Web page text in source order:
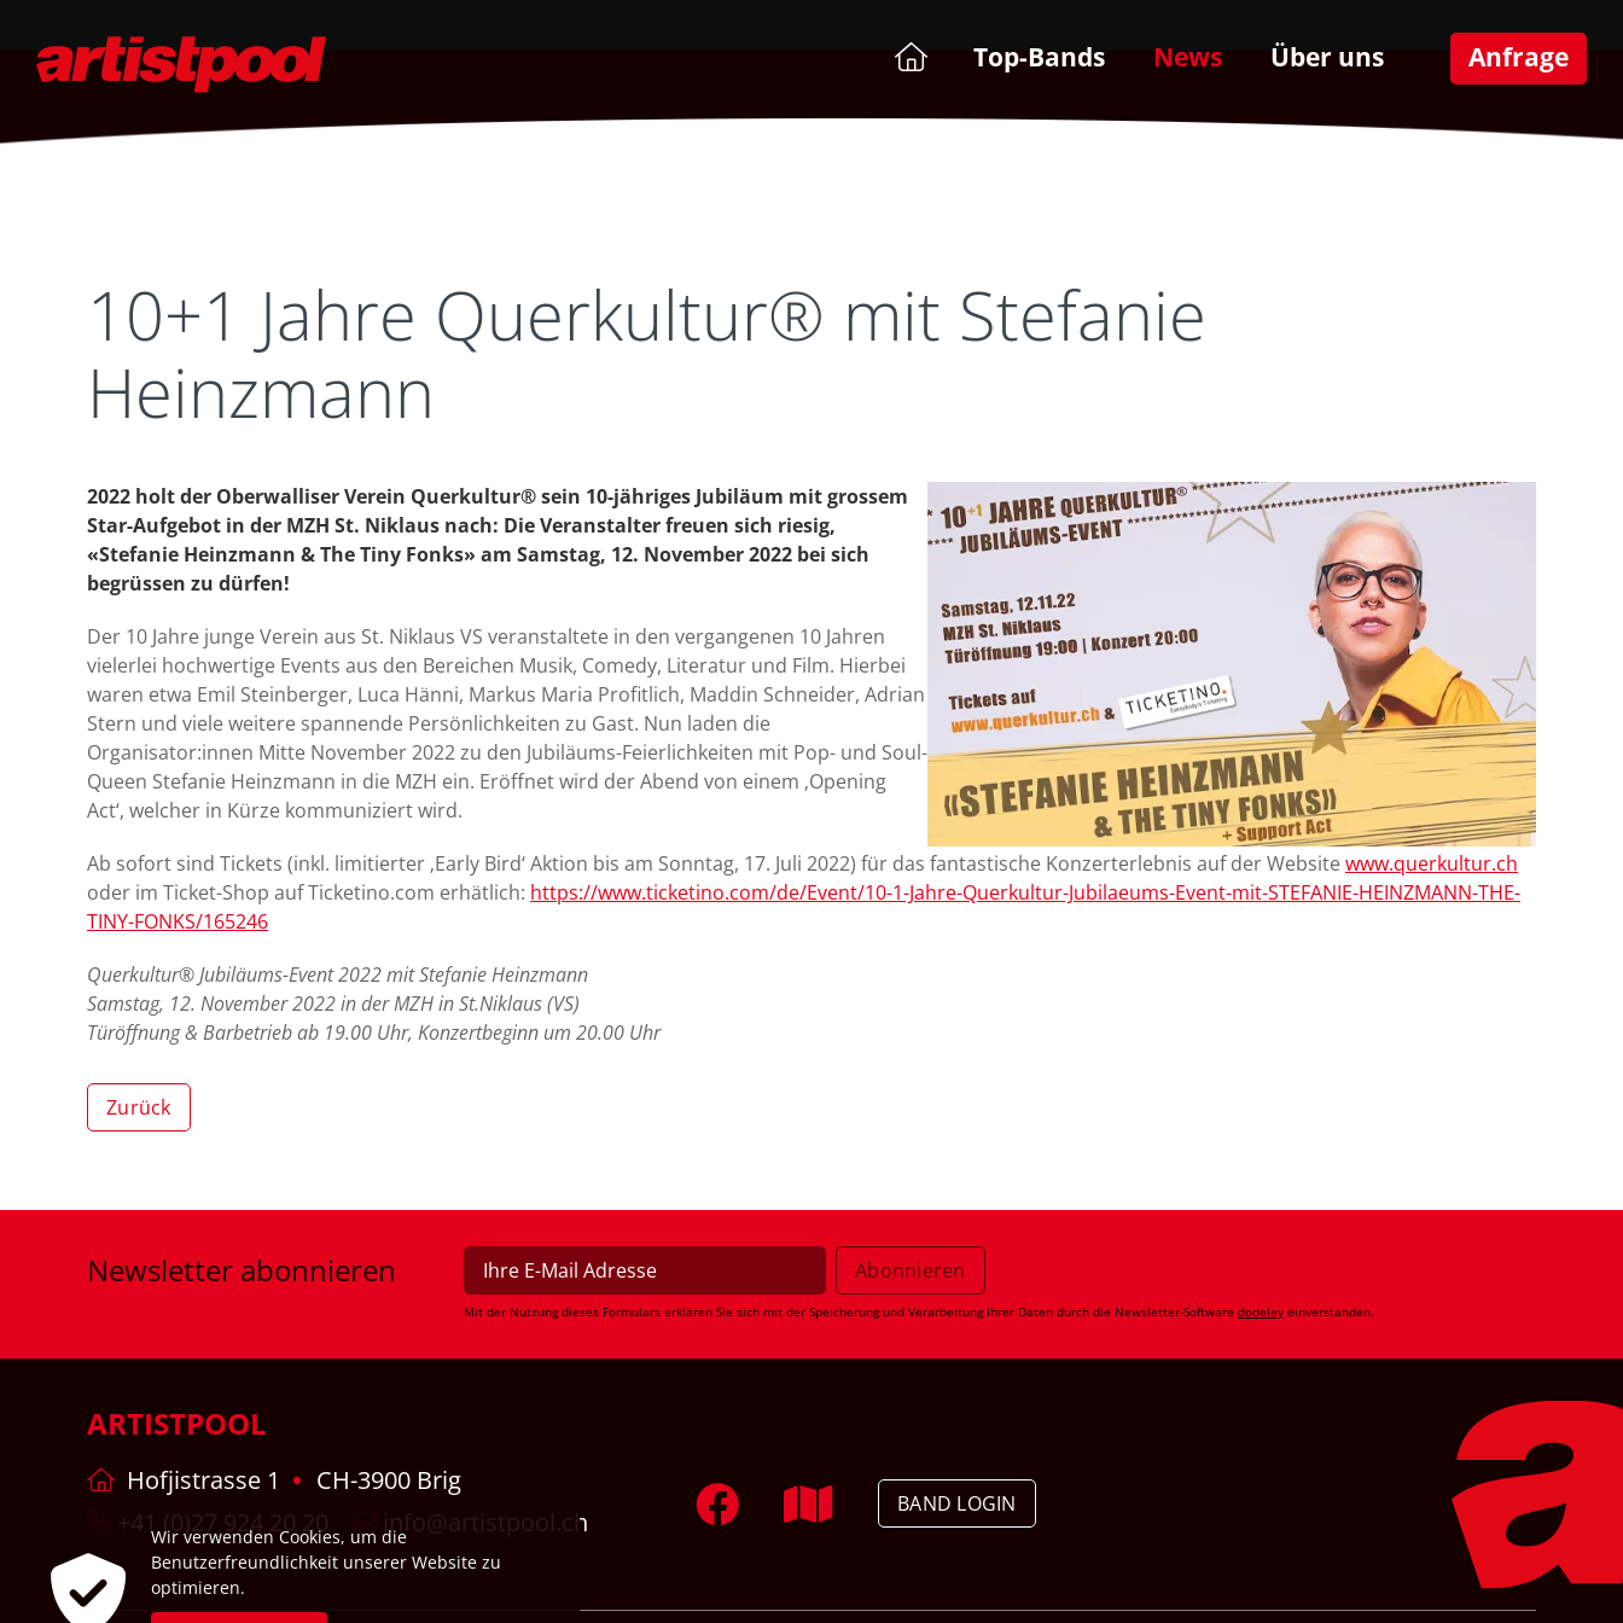
Top-Bands News Über uns Anfrage
10+1 Jahre Querkultur® mit Stefanie
Heinzmann
2022 holt der Oberwalliser Verein Querkultur® sein 10-jähriges Jubiläum mit grossem
Star-Aufgebot in der MZH St. Niklaus nach: Die Veranstalter freuen sich riesig,
«Stefanie Heinzmann & The Tiny Fonks» am Samstag, 12. November 2022 bei sich
begrüssen zu dürfen!
Der 10 Jahre junge Verein aus St. Niklaus VS veranstaltete in den vergangenen 10 Jahren
vielerlei hochwertige Events aus den Bereichen Musik, Comedy, Literatur und Film. Hierbei
waren etwa Emil Steinberger, Luca Hänni, Markus Maria Profitlich, Maddin Schneider, Adrian
Stern und viele weitere spannende Persönlichkeiten zu Gast. Nun laden die
Organisator:innen Mitte November 2022 zu den Jubiläums-Feierlichkeiten mit Pop- und Soul-
Queen Stefanie Heinzmann in die MZH ein. Eröffnet wird der Abend von einem ‚Opening
Act‘, welcher in Kürze kommuniziert wird.
Ab sofort sind Tickets (inkl. limitierter ‚Early Bird‘ Aktion bis am Sonntag, 17. Juli 2022) für das fantastische Konzerterlebnis auf der Websitewww.querkultur.ch
oder im Ticket-Shop auf Ticketino.com erhätlich: https://www.ticketino.com/de/Event/10-1-Jahre-Querkultur-Jubilaeums-Event-mit-STEFANIE-HEINZMANN-THE-
TINY-FONKS/165246
Querkultur® Jubiläums-Event 2022 mit Stefanie Heinzmann
Samstag, 12. November 2022 in der MZH in St.Niklaus (VS)
Türöffnung & Barbetrieb ab 19.00 Uhr, Konzertbeginn um 20.00 Uhr
Zurück
Newsletter abonnieren
Mit der Nutzung dieses Formulars erklären Sie sich mit der Speicherung und Verarbeitung Ihrer Daten durch die Newsletter-Software dodeley einverstanden.
ARTISTPOOL
Hofjistrasse 1
CH-3900 Brig
+41 (0)27 924 20 20
info@artistpool.ch
BAND LOGIN
Wir verwenden Cookies, um die
Benutzerfreundlichkeit unserer Website zu
optimieren.